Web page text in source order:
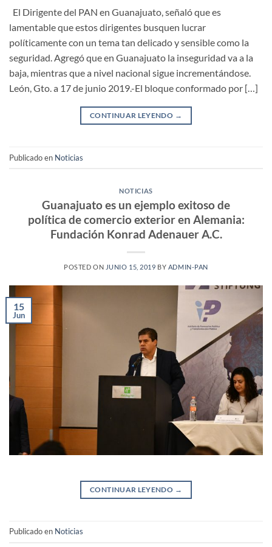
El Dirigente del PAN en Guanajuato, señaló que es
lamentable que estos dirigentes busquen lucrar
políticamente con un tema tan delicado y sensible como la
seguridad. Agregó que en Guanajuato la inseguridad va a la
baja, mientras que a nivel nacional sigue incrementándose.
León, Gto. a 17 de junio 2019.-El bloque conformado por […]
CONTINUAR LEYENDO →
Publicado en Noticias
NOTICIAS
Guanajuato es un ejemplo exitoso de
política de comercio exterior en Alemania:
Fundación Konrad Adenauer A.C.
POSTED ON JUNIO 15, 2019 BY ADMIN-PAN
15
Jun
CONTINUAR LEYENDO →
Publicado en Noticias